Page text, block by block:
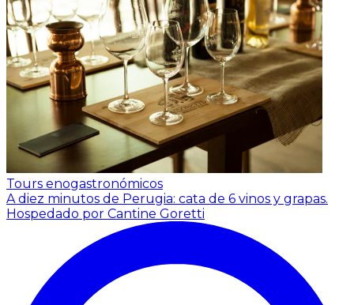
Tours enogastronómicos
A diez minutos de Perugia: cata de 6 vinos y grapas.
Hospedado por Cantine Goretti